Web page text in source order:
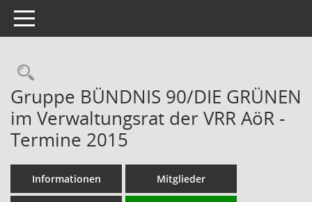
Toggle navigation
Rechercheauswahl
Gruppe BÜNDNIS 90/DIE GRÜNEN
im Verwaltungsrat der VRR AöR -
Termine 2015
Informationen Mitglieder